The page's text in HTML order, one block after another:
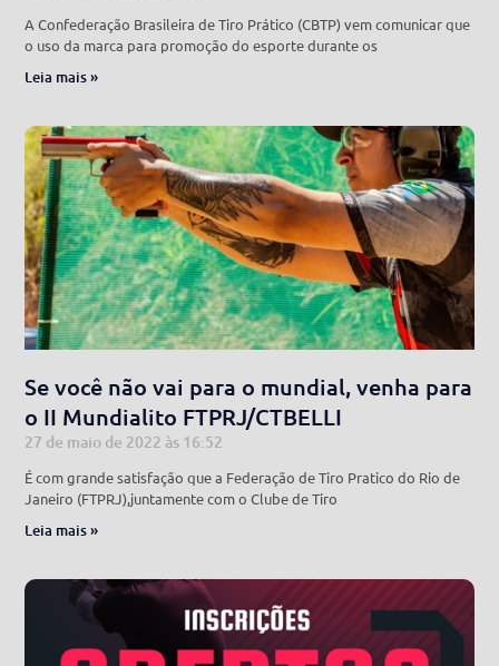
A Confederação Brasileira de Tiro Prático (CBTP) vem comunicar que
o uso da marca para promoção do esporte durante os
Leia mais »
Se você não vai para o mundial, venha para
o II Mundialito FTPRJ/CTBELLI
27 de maio de 2022 16:52
É com grande satisfação que a Federação de Tiro Pratico do Rio de
Janeiro (FTPRJ),juntamente com o Clube de Tiro
Leia mais »